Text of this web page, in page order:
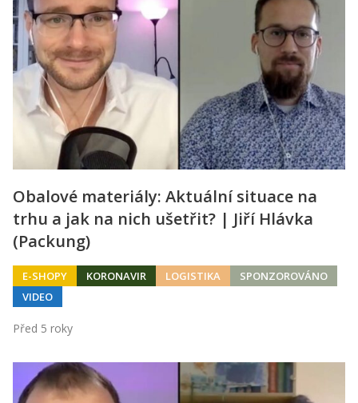
Obalové materiály: Aktuální situace na
trhu a jak na nich ušetřit? | Jiří Hlávka
(Packung)
E-SHOPY KORONAVIR LOGISTIKA
SPONZOROVÁNO
VIDEO
Před 5 roky